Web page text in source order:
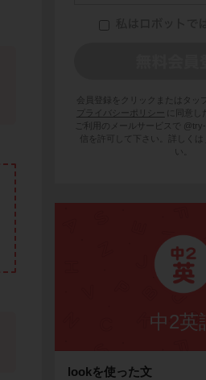
会員登録をクリックまたはタッ
プライバシーポリシー
に同意
ご利用のメールサービスで
信を許可して下さい。詳しくは
い。
中2英
lookを使った文